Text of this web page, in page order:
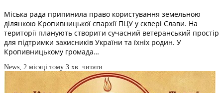
Міська рада припинила право користування земельною
ділянкою Кропивницької єпархії ПЦУ у сквері Слави. На
території планують створити сучасний ветеранський простір
для підтримки захисників України та їхніх родин. У
Кропивницькому громада…
News, 2 місяці тому 3 хв. читати